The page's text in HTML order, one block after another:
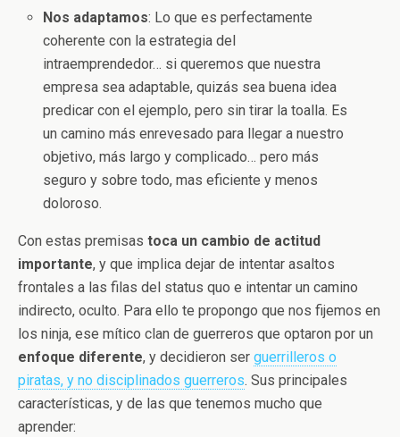
Nos adaptamos: Lo que es perfectamente
coherente con la estrategia del
intraemprendedor… si queremos que nuestra
empresa sea adaptable, quizás sea buena idea
predicar con el ejemplo, pero sin tirar la toalla. Es
un camino más enrevesado para llegar a nuestro
objetivo, más largo y complicado… pero más
seguro y sobre todo, mas eficiente y menos
doloroso.
Con estas premisas toca un cambio de actitud
importante, y que implica dejar de intentar asaltos
frontales a las filas del status quo e intentar un camino
indirecto, oculto. Para ello te propongo que nos fijemos en
los ninja, ese mítico clan de guerreros que optaron por un
enfoque diferente, y decidieron ser guerrilleros o
piratas, y no disciplinados guerreros. Sus principales
características, y de las que tenemos mucho que
aprender: